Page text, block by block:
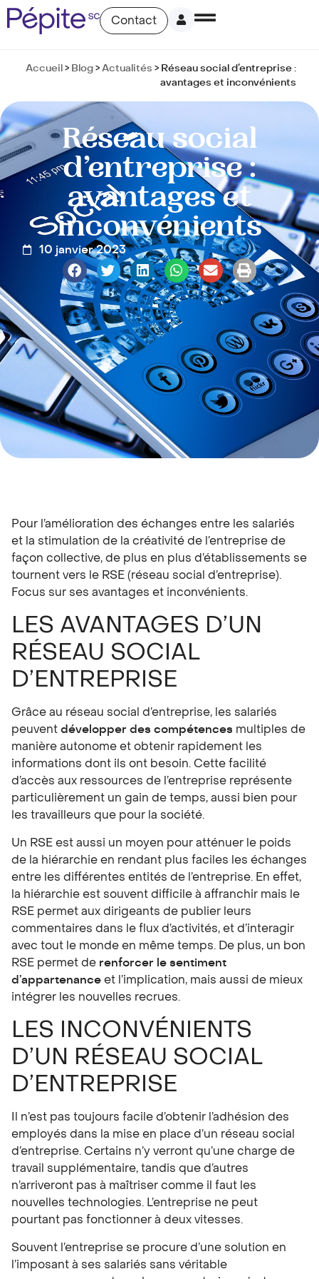
Contact
Accueil> Blog>Actualités > Réseau social d’entreprise :
avantages et inconvénients
Réseau social
d’entreprise :
avantages et
inconvénients
10 janvier 2023
Pour l’amélioration des échanges entre les salariés
et la stimulation de la créativité de l’entreprise de
façon collective, de plus en plus d’établissements se
tournent vers le RSE (réseau social d’entreprise).
Focus sur ses avantages et inconvénients.
LES AVANTAGES D’UN
RÉSEAU SOCIAL
D’ENTREPRISE
Grâce au réseau social d’entreprise, les salariés
peuvent développer des compétences multiples de
manière autonome et obtenir rapidement les
informations dont ils ont besoin. Cette facilité
d’accès aux ressources de l’entreprise représente
particulièrement un gain de temps, aussi bien pour
les travailleurs que pour la société.
Un RSE est aussi un moyen pour atténuer le poids
de la hiérarchie en rendant plus faciles les échanges
entre les différentes entités de l’entreprise. En effet,
la hiérarchie est souvent difficile à affranchir mais le
RSE permet aux dirigeants de publier leurs
commentaires dans le flux d’activités, et d’interagir
avec tout le monde en même temps. De plus, un bon
RSE permet de renforcer le sentiment
d’appartenance et l’implication, mais aussi de mieux
intégrer les nouvelles recrues.
LES INCONVÉNIENTS
D’UN RÉSEAU SOCIAL
D’ENTREPRISE
Il n’est pas toujours facile d’obtenir l’adhésion des
employés dans la mise en place d’un réseau social
d’entreprise. Certains n’y verront qu’une charge de
travail supplémentaire, tandis que d’autres
n’arriveront pas à maîtriser comme il faut les
nouvelles technologies. L’entreprise ne peut
pourtant pas fonctionner à deux vitesses.
Souvent l’entreprise se procure d’une solution en
l’imposant à ses salariés sans véritable